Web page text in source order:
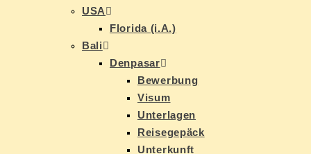
USA
Flo­ri­da (i.A.)
Ba­li
Den­pasar
Be­wer­bung
Vi­sum
Un­ter­la­gen
Rei­se­ge­päck
Un­ter­kunft